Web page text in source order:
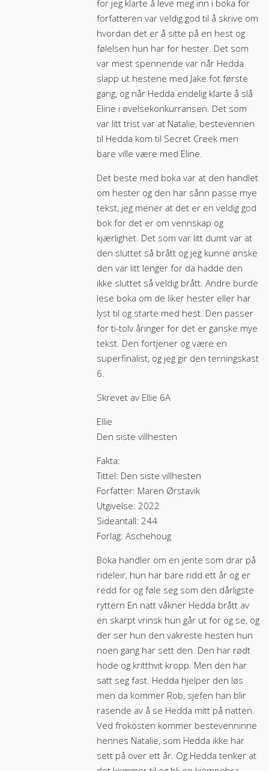
for jeg klarte å leve meg inn i boka for
forfatteren var veldig god til å skrive om
hvordan det er å sitte på en hest og
følelsen hun har for hester. Det som
var mest spennende var når Hedda
slapp ut hestene med Jake fot første
gang, og når Hedda endelig klarte å slå
Eline i øvelsekonkurransen. Det som
var litt trist var at Natalie, bestevennen
til Hedda kom til Secret Creek men
bare ville være med Eline.
Det beste med boka var at den handlet
om hester og den har sånn passe mye
tekst, jeg mener at det er en veldig god
bok for det er om vennskap og
kjærlighet. Det som var litt dumt var at
den sluttet så brått og jeg kunne ønske
den var litt lenger for da hadde den
ikke sluttet så veldig brått. Andre burde
lese boka om de liker hester eller har
lyst til og starte med hest. Den passer
for ti-tolv åringer for det er ganske mye
tekst. Den fortjener og være en
superfinalist, og jeg gir den terningskast
6.
Skrevet av Ellie 6A
Ellie
Den siste villhesten
Fakta:
Tittel: Den siste villhesten
Forfatter: Maren Ørstavik
Utgivelse: 2022
Sideantall: 244
Forlag: Aschehoug
Boka handler om en jente som drar på
rideleir, hun har bare ridd ett år og er
redd for og føle seg som den dårligste
ryttern En natt våkner Hedda brått av
en skarpt vrinsk hun går ut for og se, og
der ser hun den vakreste hesten hun
noen gang har sett den. Den har rødt
hode og kritthvit kropp. Men den har
satt seg fast. Hedda hjelper den løs
men da kommer Rob, sjefen han blir
rasende av å se Hedda mitt på natten.
Ved frokosten kommer bestevenninne
hennes Natalie, som Hedda ikke har
sett på over ett år. Og Hedda tenker at